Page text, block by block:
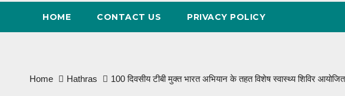
HOME CONTACT US PRIVACY POLICY
Home Hathras 100 दिवसीय टीबी मुक्त भारत अभियान के तहत विशेष स्वास्थ्य शिविर आयोजित